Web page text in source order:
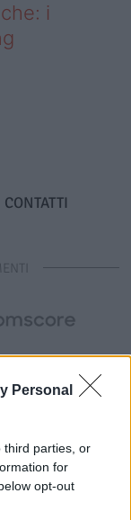
Personal
third parties, or
for
opt-out
i
CONTATTI
- Testata
8/2020 - RG N.